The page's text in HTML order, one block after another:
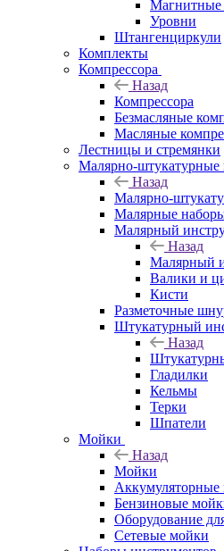
Магнитные
Уровни
Штангенциркули
Комплекты
Компрессора
Назад
Компрессора
Безмасляные
Масляные
Лестницы и стремянки
Малярно-штукатурные
Назад
Малярно-
Малярные
Малярный
Назад
Малярный
Валики и
Кисти
Разметочные
Штукатурный
Назад
Гладилки
Кельмы
Терки
Шпатели
Мойки
Назад
Мойки
Аккумуляторные
Бензиновые
Оборудование
Сетевые мойки